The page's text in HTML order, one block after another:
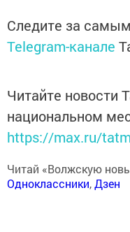
Следите за
Telegram-канале
Читайте новости
национальном
https://max.ru/
Читай «Волжскую
Одноклассники,Дзен